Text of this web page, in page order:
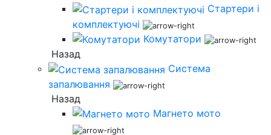
Стартери і
комплектуючі
Комутатори
Назад
Система
запалювання
Назад
Магнето мото